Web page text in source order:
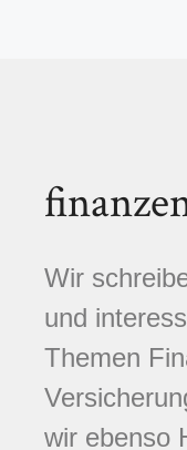
Wir
und
Themen
wir ebenso